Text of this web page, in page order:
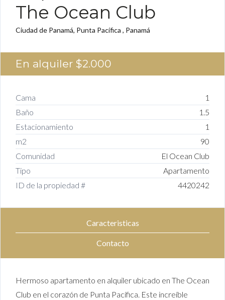
The Ocean Club
Ciudad de Panamá, Punta Pacífica , Panamá
En alquiler $2.000
Cama
1
Baño
1.5
Estacionamiento
1
m2
90
Comunidad
El Ocean Club
Tipo
Apartamento
ID de la propiedad #
4420242
Caracteristicas
Contacto
Hermoso apartamento en alquiler ubicado en The Ocean
Club en el corazón de Punta Pacífica. Este increíble